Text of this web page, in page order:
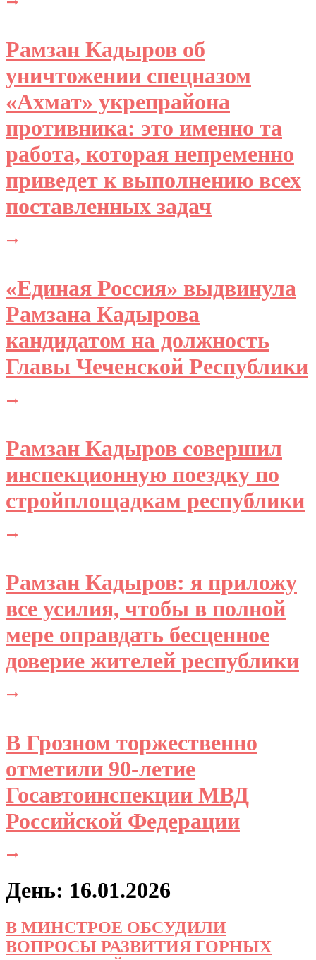
Рамзан Кадыров об
уничтожении спецназом
«Ахмат» укрепрайона
противника: это именно та
работа, которая непременно
приведет к выполнению всех
поставленных задач
«Единая Россия» выдвинула
Рамзана Кадырова
кандидатом на должность
Главы Чеченской Республики
Рамзан Кадыров совершил
инспекционную поездку по
стройплощадкам республики
Рамзан Кадыров: я приложу
все усилия, чтобы в полной
мере оправдать бесценное
доверие жителей республики
В Грозном торжественно
отметили 90-летие
Госавтоинспекции МВД
Российской Федерации
День: 16.01.2026
В МИНСТРОЕ ОБСУДИЛИ
ВОПРОСЫ РАЗВИТИЯ ГОРНЫХ